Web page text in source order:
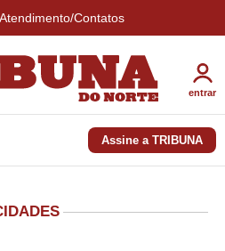
Contatos
entrar
Assine a TRIBUNA